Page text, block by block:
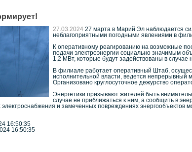
27.03.2024 27 марта в Марий Эл наблюдается
неблагоприятными погодными явлениями в
К оперативному реагированию на возможные
подачи электроэнергии социально значимым
1,2 МВт, которые будут задействованы в случае
В филиале работает оперативный Штаб,
исполнительной власти, ведется непрерывный
Организовано круглосуточное дежурство
Энергетики призывают жителей быть
случае не приближаться к ним, а сообщить в
и замеченных повреждениях энергообъектов
16:50:35
16:50:35